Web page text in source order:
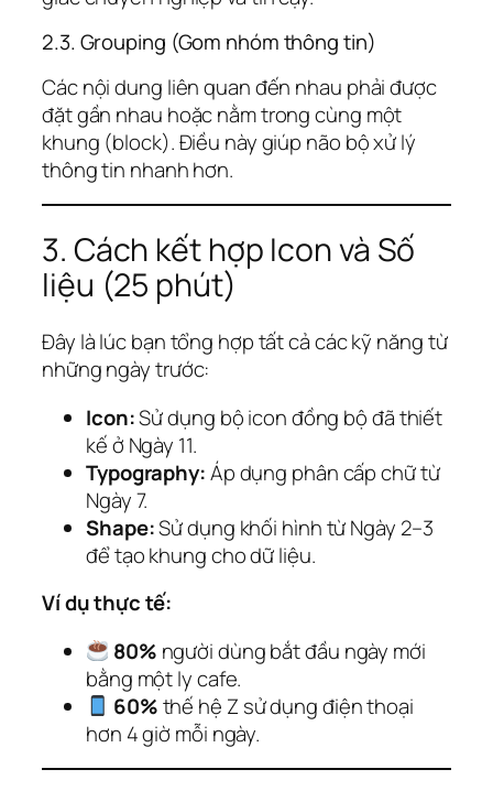
2.3. Grouping (Gom nhóm thông tin)
Các nội dung liên quan đến nhau phải được
đặt gần nhau hoặc nằm trong cùng một
khung (block). Điều này giúp não bộ xử lý
thông tin nhanh hơn.
3. Cách kết hợp Icon và Số
liệu (25 phút)
Đây là lúc bạn tổng hợp tất cả các kỹ năng từ
những ngày trước:
Icon:Sử dụng bộ icon đồng bộ đã thiết
kế ở Ngày 11.
Typography:Áp dụng phân cấp chữ từ
Ngày 7.
Shape:Sử dụng khối hình từ Ngày 2–3
để tạo khung cho dữ liệu.
Ví dụ thực tế:
80% người dùng bắt đầu ngày mới
bằng một ly cafe.
60%thế hệ Z sử dụng điện thoại
hơn 4 giờ mỗi ngày.